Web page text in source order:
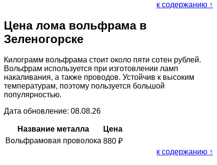
к содержанию ↑
Цена лома вольфрама в
Зеленогорске
Килограмм вольфрама стоит около пяти сотен рублей.
Вольфрам используется при изготовлении ламп
накаливания, а также проводов. Устойчив к высоким
температурам, поэтому пользуется большой
популярностью.
Дата обновление: 08.08.26
Название металла
Цена
Вольфрамовая проволока 880 ₽
к содержанию ↑